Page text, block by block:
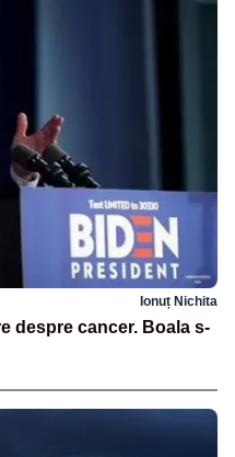
Ionuț Nichita
despre cancer. Boala s-